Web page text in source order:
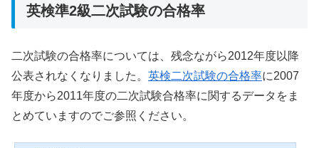
英検準2級二次試験の合格率
二次試験の合格率については、残念ながら2012年度以降
公表されなくなりました。 英検二次試験の合格率に2007
年度から2011年度の二次試験合格率に関するデータをま
とめていますのでご参照ください。